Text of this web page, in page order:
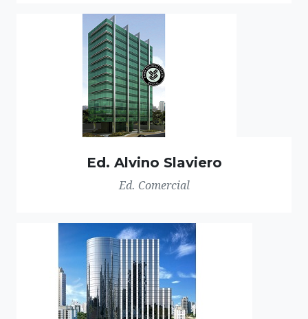
Ed. Alvino Slaviero
Ed. Comercial